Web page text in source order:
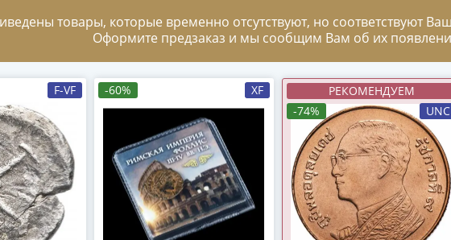
товары, которые временно отсутствуют, но соответствуют
Оформите предзаказ и мы сообщим Вам об их
F-VF -60% XF
РЕКОМЕНДУЕМ
-74%
UNC